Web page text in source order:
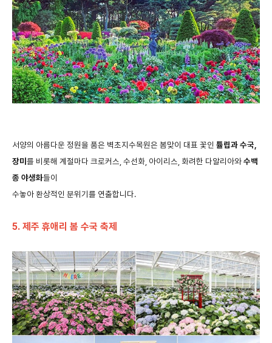
서양의 아름다운 정원을 품은 벽초지수목원은 봄맞이 대표 꽃인 튤립과수국,
장미를 비롯해 계절마다 크로커스 수선화 아이리스 화려한 다알리아와수백
종 야생화들이
수놓아환상적인 분위기를 연출합니다.
5. 제주 휴애리 봄 수국 축제